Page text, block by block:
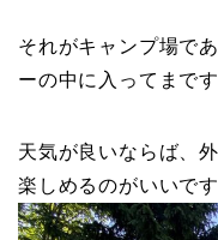
それがキャンプ場で
ーの中に入ってまで
天気が良いならば、
楽しめるのがいいで